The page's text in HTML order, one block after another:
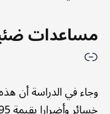
مساعدات